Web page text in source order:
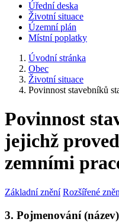
Úřední deska
Životní situace
Územní plán
Místní poplatky
Úvodní stránka
Obec
Životní situace
Povinnost stavebníků
Povinnost
jejichž
zemními
Základní znění Rozšířené
3. Pojmenování